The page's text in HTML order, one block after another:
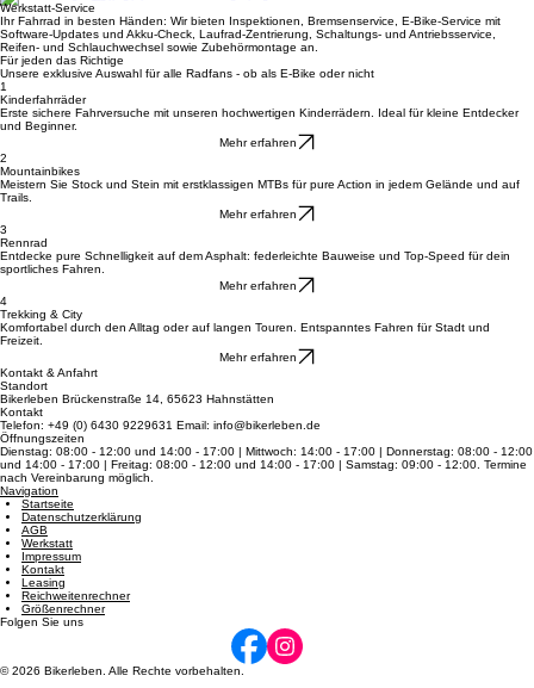
Qualität und Expertise von starken Marken für jedes Fahrrad-Abenteuer.
MERIDA • ORBEA • HAIBIKE • CENTURION • AMFLOW • NORCO • TRANSITION • WINORA •
Werkstatt-Service
Ihr Fahrrad in besten Händen: Wir bieten Inspektionen, Bremsenservice, E-Bike-Service mit
Software-Updates und Akku-Check, Laufrad-Zentrierung, Schaltungs- und Antriebsservice,
Reifen- und Schlauchwechsel sowie Zubehörmontage an.
Für jeden das Richtige
Unsere exklusive Auswahl für alle Radfans - ob als E-Bike oder nicht
1
Erste sichere Fahrversuche mit unseren hochwertigen Kinderrädern. Ideal für kleine Entdecker
und Beginner.
Mehr erfahren
2
Meistern Sie Stock und Stein mit erstklassigen MTBs für pure Action in jedem Gelände und auf
Trails.
Mehr erfahren
3
Entdecke pure Schnelligkeit auf dem Asphalt: federleichte Bauweise und Top-Speed für dein
sportliches Fahren.
Mehr erfahren
4
Komfortabel durch den Alltag oder auf langen Touren. Entspanntes Fahren für Stadt und
Freizeit.
Mehr erfahren
Kontakt & Anfahrt
Standort
Bikerleben Brückenstraße 14, 65623 Hahnstätten
Kontakt
Telefon: +49 (0) 6430 9229631 Email: info@bikerleben.de
Öffnungszeiten
Dienstag: 08:00 - 12:00 und 14:00 - 17:00 | Mittwoch: 14:00 - 17:00 | Donnerstag: 08:00 - 12:00
und 14:00 - 17:00 | Freitag: 08:00 - 12:00 und 14:00 - 17:00 | Samstag: 09:00 - 12:00. Termine
nach Vereinbarung möglich.
Navigation
Startseite
Datenschutzerklärung
AGB
Werkstatt
Impressum
Kontakt
Leasing